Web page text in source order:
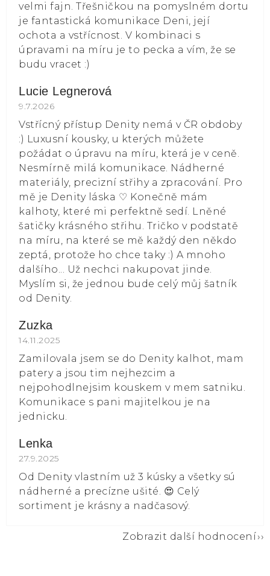
velmi fajn. Třešničkou na pomyslném dortu
je fantastická komunikace Deni, její
ochota a vstřícnost. V kombinaci s
úpravami na míru je to pecka a vím, že se
budu vracet :)
Lucie Legnerová
Hodnocení obchodu je 5 z 5 hvězdiček.
9.7.2026
Vstřícný přístup Denity nemá v ČR obdoby
:) Luxusní kousky, u kterých můžete
požádat o úpravu na míru, která je v ceně.
Nesmírně milá komunikace. Nádherné
materiály, precizní střihy a zpracování. Pro
mě je Denity láska ⁠♡ Konečně mám
kalhoty, které mi perfektně sedí. Lněné
šatičky krásného střihu. Tričko v podstatě
na míru, na které se mě každý den někdo
zeptá, protože ho chce taky :) A mnoho
dalšího... Už nechci nakupovat jinde.
Myslím si, že jednou bude celý můj šatník
od Denity.
Zuzka
Hodnocení obchodu je 5 z 5 hvězdiček.
14.11.2025
Zamilovala jsem se do Denity kalhot, mam
patery a jsou tim nejhezcim a
nejpohodlnejsim kouskem v mem satniku.
Komunikace s pani majitelkou je na
jednicku.
Lenka
Hodnocení obchodu je 5 z 5 hvězdiček.
27.9.2025
Od Denity vlastním už 3 kúsky a všetky sú
nádherné a precízne ušité. 😍 Celý
sortiment je krásny a nadčasový.
Zobrazit další hodnocení